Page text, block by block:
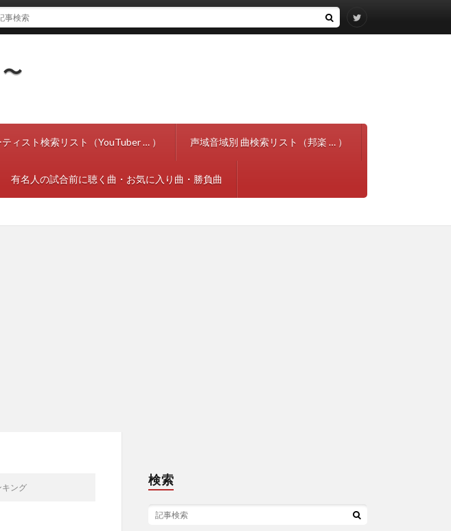
ィスト検索リスト（YouTuber … ） 声域音域別 曲検索リスト（邦楽 … ）
有名人の試合前に聴く曲・お気に入り曲・勝負曲
キング
検索